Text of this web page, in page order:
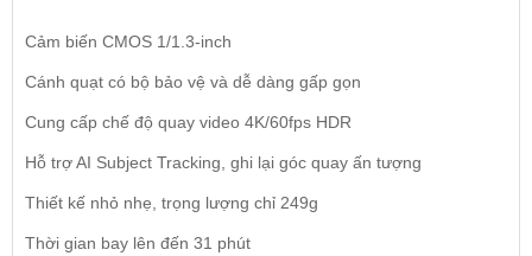
Cảm biến CMOS 1/1.3-inch
Cánh quạt có bộ bảo vệ và dễ dàng gấp gọn
Cung cấp chế độ quay video 4K/60fps HDR
Hỗ trợ AI Subject Tracking, ghi lại góc quay ấn tượng
Thiết kế nhỏ nhẹ, trọng lượng chỉ 249g
Thời gian bay lên đến 31 phút